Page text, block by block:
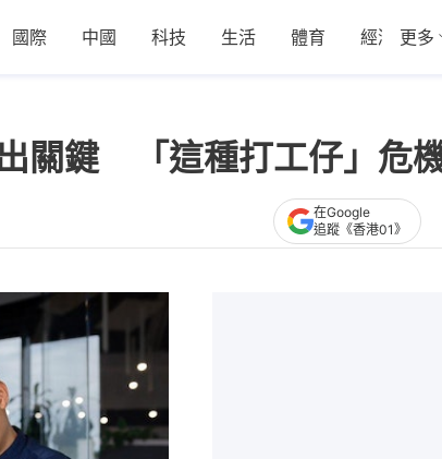
國際 中國 科技 生活 體育 經濟 更多
關鍵 「這種打工仔」危
在Google
追蹤《香港01》